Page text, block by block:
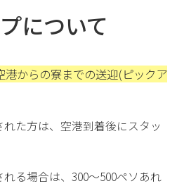
について
港からの寮までの送迎(ピックア
た方は、空港到着後にスタッ
る場合は、300～500ペソあれ